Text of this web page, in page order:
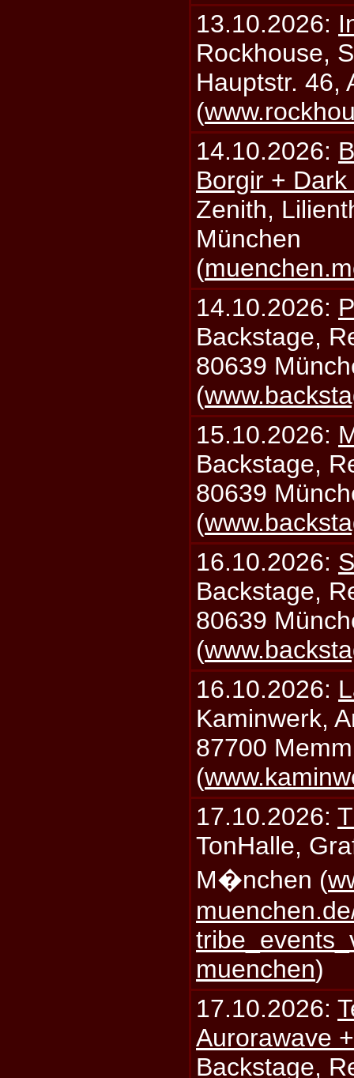
13.10.2026:
Rockhouse,
Hauptstr. 46,
(
14.10.2026:
Borgir +
Zenith,
München
(
14.10.2026:
Backstage,
80639
(
15.10.2026:
Backstage,
80639
(
16.10.2026:
Backstage,
80639
(
16.10.2026:
Kaminwerk,
87700
(
17.10.2026:
TonHalle,
M�nchen (
muenchen)
17.10.2026:
Aurorawave
Backstage,